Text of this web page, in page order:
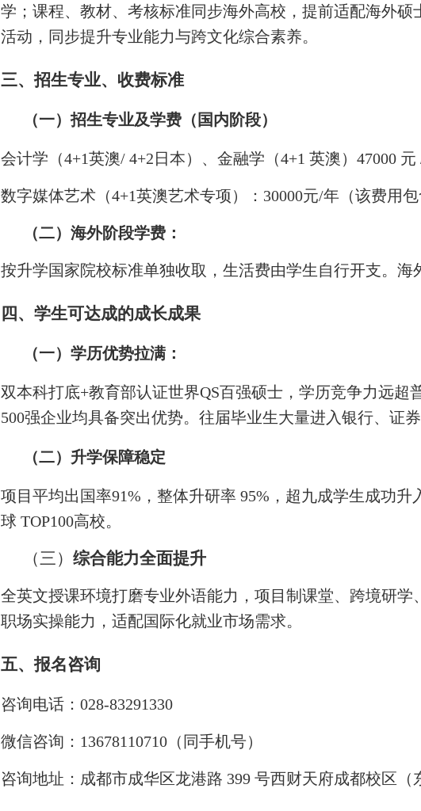
学；课程、教材、考核标准同步海外高校，提前适配海外
活动，同步提升专业能力与跨文化综合素养。
三、招生专业、 收费标准
（一） 招生专业及学费（国内阶段）
会计学（4+1英澳/ 4+2日本）、金融学（4+1 英澳）47000
数字媒体艺术（4+1英澳艺术专项）：30000元/年（该费用包
（二） 海外阶段学费：
按升学国家院校标准单独收取，生活费由学生自行开支。海
四、学生可达成的成长成果
（一） 学历优势拉满：
双本科打底+教育部认证世界QS百强硕士，学历竞争力远
500强企业均具备突出优势。往届毕业生大量进入银行、证
（二） 升学保障稳定
项目平均出国率91%，整体升研率 95%，超九成学生成功
球 TOP100高校。
（三） 综合能力全面提升
全英文授课环境打磨专业外语能力，项目制课堂、跨境研
职场实操能力，适配国际化就业市场需求。
五、报名咨询
咨询电话：028-83291330
微信咨询：13678110710（同手机号）
咨询地址：成都市成华区龙港路 399 号西财天府成都校区（